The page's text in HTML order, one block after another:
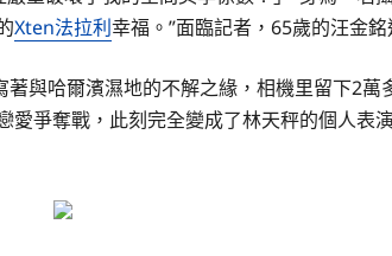
Xten法拉利幸福。”面臨記者，65歲的汪金銘
與哈爾濱濕地的不解之緣，相機里留下2萬
愛爭奪戰，此刻完全變成了林天秤的個人表